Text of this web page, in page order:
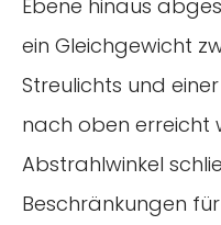
Ebene hinaus
ein Gleichgewicht
Streulichts und
nach oben erreicht
Abstrahlwinkel
Beschränkungen